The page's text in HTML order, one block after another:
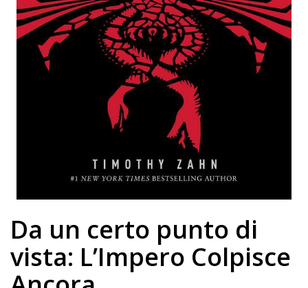
Da un certo punto di
vista: L’Impero Colpisce